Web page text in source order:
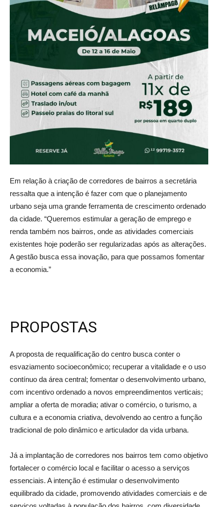
Em relação à criação de corredores de bairros a secretária
ressalta que a intenção é fazer com que o planejamento
urbano seja uma grande ferramenta de crescimento ordenado
da cidade. “Queremos estimular a geração de emprego e
renda também nos bairros, onde as atividades comerciais
existentes hoje poderão ser regularizadas após as alterações.
A gestão busca essa inovação, para que possamos fomentar
a economia.”
PROPOSTAS
A proposta de requalificação do centro busca conter o
esvaziamento socioeconômico; recuperar a vitalidade e o uso
contínuo da área central; fomentar o desenvolvimento urbano,
com incentivo ordenado a novos empreendimentos verticais;
ampliar a oferta de moradia; ativar o comércio, o turismo, a
cultura e a economia criativa, devolvendo ao centro a função
tradicional de polo dinâmico e articulador da vida urbana.
Já a implantação de corredores nos bairros tem como objetivo
fortalecer o comércio local e facilitar o acesso a serviços
essenciais. A intenção é estimular o desenvolvimento
equilibrado da cidade, promovendo atividades comerciais e de